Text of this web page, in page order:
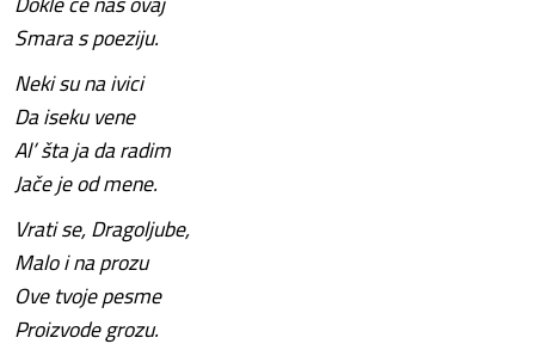
Smara s poeziju.
Neki su na ivici
Da iseku vene
Al’ šta ja da radim
Jače je od mene.
Vrati se, Dragoljube,
Malo i na prozu
Ove tvoje pesme
Proizvode grozu.